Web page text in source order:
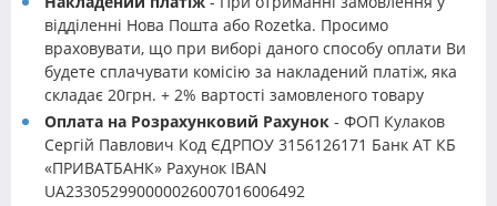
відділенні Нова Пошта або Rozetka. Просимо
враховувати, що при виборі даного способу оплати Ви
будете сплачувати комісію за накладений платіж, яка
складає 20грн. + 2% вартості замовленого товару
Оплата на Розрахунковий Рахунок - ФОП Кулаков
Сергій Павлович Код ЄДРПОУ 3156126171 Банк АТ КБ
«ПРИВАТБАНК» Рахунок IBAN
UA233052990000026007016006492